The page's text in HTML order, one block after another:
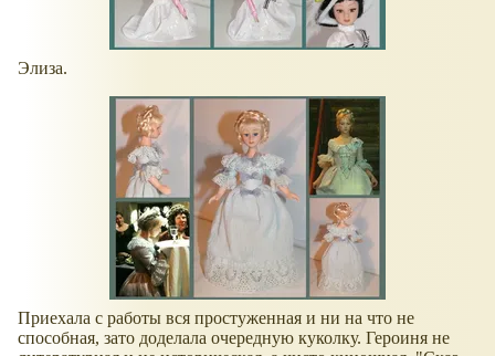
Элиза.
Приехала с работы вся простуженная и ни на что не
способная, зато доделала очередную куколку. Героиня не